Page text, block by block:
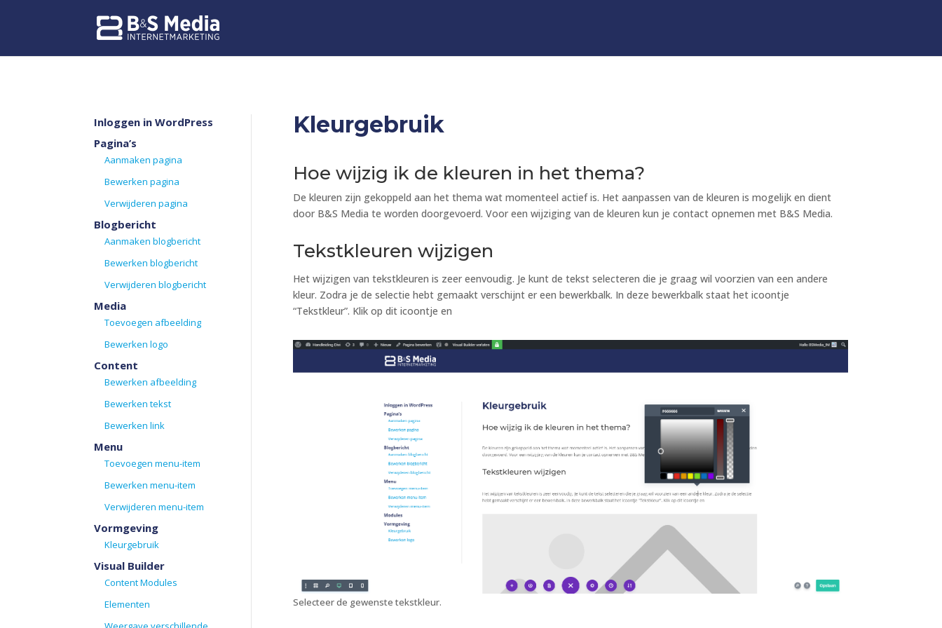
Inloggen in WordPress
Pagina’s
Aanmaken pagina
Bewerken pagina
Verwijderen pagina
Blogbericht
Aanmaken blogbericht
Bewerken blogbericht
Verwijderen blogbericht
Media
Toevoegen afbeelding
Bewerken logo
Content
Bewerken afbeelding
Bewerken tekst
Bewerken link
Menu
Toevoegen menu-item
Bewerken menu-item
Verwijderen menu-item
Vormgeving
Kleurgebruik
Visual Builder
Content Modules
Elementen
Kleurgebruik
Hoe wijzig ik de kleuren in het thema?
De kleuren zijn gekoppeld aan het thema wat momenteel actief is. Het aanpassen van de kleuren is mogelijk en dient
door B&S Media te worden doorgevoerd. Voor een wijziging van de kleuren kun je contact opnemen met B&S Media.
Tekstkleuren wijzigen
Het wijzigen van tekstkleuren is zeer eenvoudig. Je kunt de tekst selecteren die je graag wil voorzien van een andere
kleur. Zodra je de selectie hebt gemaakt verschijnt er een bewerkbalk. In deze bewerkbalk staat het icoontje
“Tekstkleur”. Klik op dit icoontje en
Selecteer de gewenste tekstkleur.